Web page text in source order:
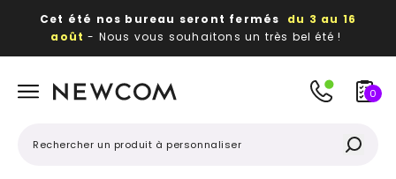
Cet été nos bureau seront fermés du 3 au 16
août - Nous vous souhaitons un très bel été !
publicitaires
0